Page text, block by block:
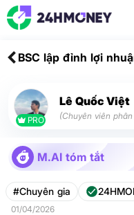
BSC lập đỉnh lợi
thực sự quay lại?
PRO
Lê Quốc Việt
(Chuyên viên
M.AI tóm tắt
#Chuyên gia
01/04/2026